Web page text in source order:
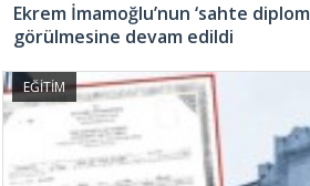
Ekrem İmamoğlu’nun ‘sahte
görülmesine devam edildi
EĞİTİM